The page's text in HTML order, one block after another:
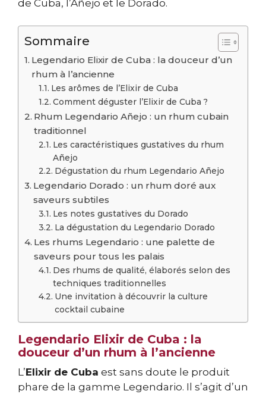
de Cuba, l’Añejo et le Dorado.
Sommaire
Legendario Elixir de Cuba : la douceur d’un
rhum à l’ancienne
Les arômes de l’Elixir de Cuba
Comment déguster l’Elixir de Cuba ?
Rhum Legendario Añejo : un rhum cubain
traditionnel
Les caractéristiques gustatives du rhum
Añejo
Dégustation du rhum Legendario Añejo
Legendario Dorado : un rhum doré aux
saveurs subtiles
Les notes gustatives du Dorado
La dégustation du Legendario Dorado
Les rhums Legendario : une palette de
saveurs pour tous les palais
Des rhums de qualité, élaborés selon des
techniques traditionnelles
Une invitation à découvrir la culture
cocktail cubaine
Legendario Elixir de Cuba : la
douceur d’un rhum à l’ancienne
L’Elixir de Cuba est sans doute le produit
phare de la gamme Legendario. Il s’agit d’un